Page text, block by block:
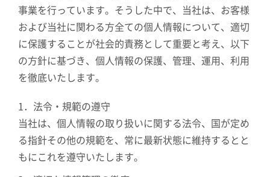
事業を行っています。そうした中で、当社は、お客様
および当社に関わる方全ての個人情報について、適切
に保護することが社会的責務として重要と考え、以下
の方針に基づき、個人情報の保護、管理、運用、利用
を徹底いたします。
1．法令・規範の遵守
当社は、個人情報の取り扱いに関する法令、国が定め
る指針その他の規範を、常に最新状態に維持するとと
もにこれを遵守いたします。